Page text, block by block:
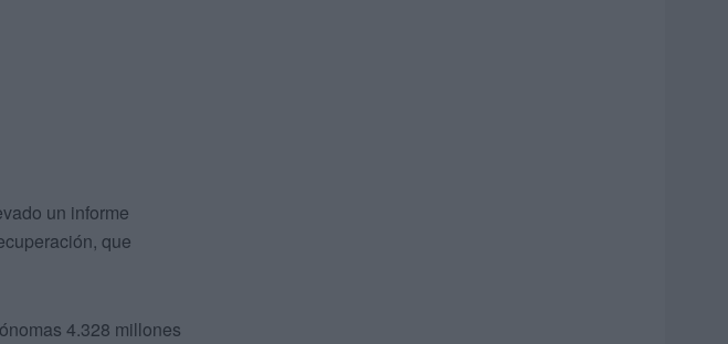
un informe
que
4.328 millones